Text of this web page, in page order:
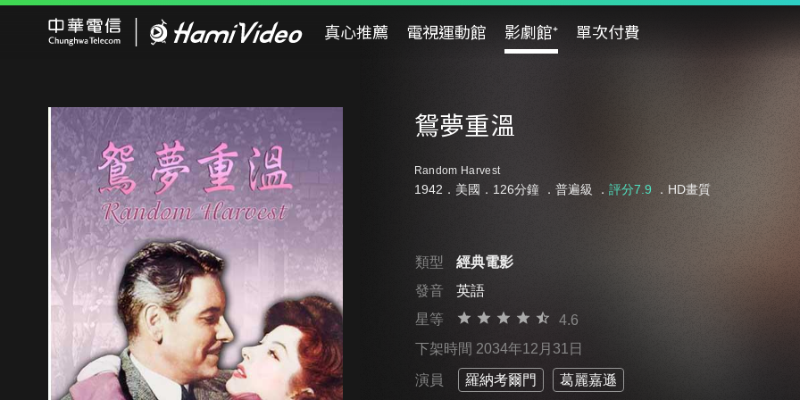
真心推薦 電視運動館 影劇館⁺ 單次付費
鴛夢重溫
Random Harvest
1942．美國．126分鐘 ． 普遍級 ． 評分7.9．HD畫質
類型
經典電影
發音
英語
星等
4.6
下架時間 2034年12月31日
演員 羅納考爾門 葛麗嘉遜